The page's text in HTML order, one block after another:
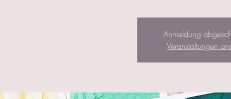
Anmeldung
Veranstaltungen